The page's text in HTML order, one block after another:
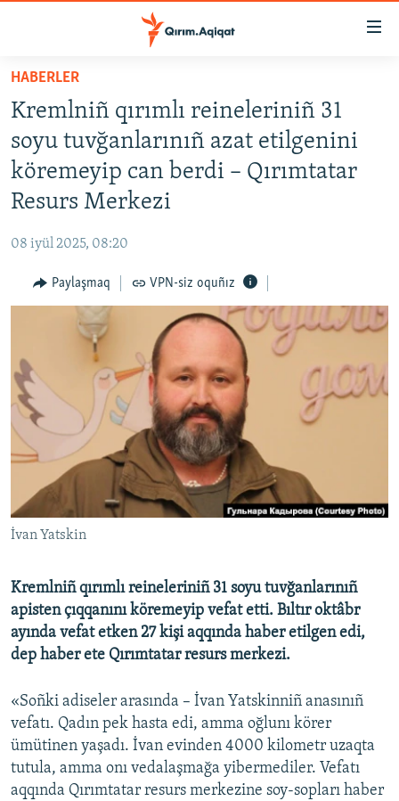
Esas
qaytmaq
Baş
navigatsiyağa
qaytmaq
Qıdıruvğa
HABERLER
İQTİSADİYAT
CEMİYET
İNSAN AQLARI
VİDEO
FİKİR
Русский
Українською
QOŞULIÑIZ!
RFE/RS bütün saytları
HABERLER
Kremlniñ qırımlı reineleriniñ 31
soyu tuvğanlarınıñ azat etilgenini
köremeyip can berdi – Qırımtatar
Resurs Merkezi
08 iyül 2025, 08:20
Paylaşmaq VPN-siz oquñız
İvan Yatskin
Kremlniñ qırımlı reineleriniñ 31 soyu tuvğanlarınıñ
apisten çıqqanını köremeyip vefat etti. Bıltır oktâbr
ayında vefat etken 27 kişi aqqında haber etilgen edi,
dep haber ete Qırımtatar resurs merkezi.
«Soñki adiseler arasında – İvan Yatskinniñ anasınıñ
vefatı. Qadın pek hasta edi, amma oğlunı körer
ümütinen yaşadı. İvan evinden 4000 kilometr uzaqta
tutula, amma onı vedalaşmağa yibermediler. Vefatı
aqqında Qırımtatar resurs merkezine soy-sopları haber